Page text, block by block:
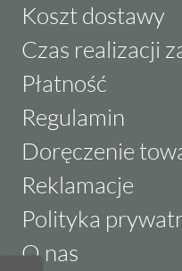
Koszt dostawy
Czas realizacji
Płatność
Regulamin
Doręczenie
Reklamacje
Polityka
O nas